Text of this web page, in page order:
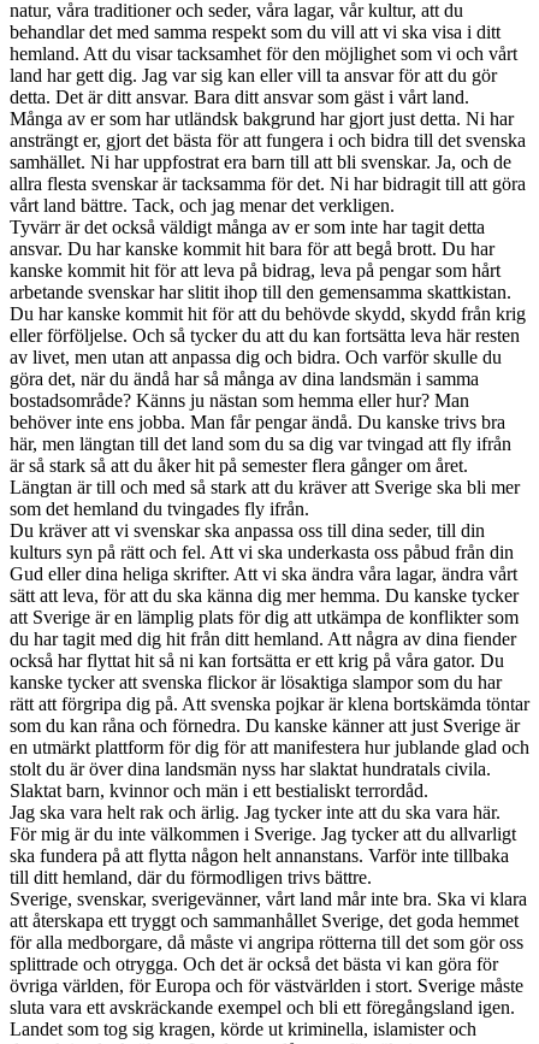
natur, våra traditioner och seder, våra lagar, vår kultur, att du
behandlar det med samma respekt som du vill att vi ska visa i ditt
hemland. Att du visar tacksamhet för den möjlighet som vi och vårt
land har gett dig. Jag var sig kan eller vill ta ansvar för att du gör
detta. Det är ditt ansvar. Bara ditt ansvar som gäst i vårt land.
Många av er som har utländsk bakgrund har gjort just detta. Ni har
ansträngt er, gjort det bästa för att fungera i och bidra till det svenska
samhället. Ni har uppfostrat era barn till att bli svenskar. Ja, och de
allra flesta svenskar är tacksamma för det. Ni har bidragit till att göra
vårt land bättre. Tack, och jag menar det verkligen.
Tyvärr är det också väldigt många av er som inte har tagit detta
ansvar. Du har kanske kommit hit bara för att begå brott. Du har
kanske kommit hit för att leva på bidrag, leva på pengar som hårt
arbetande svenskar har slitit ihop till den gemensamma skattkistan.
Du har kanske kommit hit för att du behövde skydd, skydd från krig
eller förföljelse. Och så tycker du att du kan fortsätta leva här resten
av livet, men utan att anpassa dig och bidra. Och varför skulle du
göra det, när du ändå har så många av dina landsmän i samma
bostadsområde? Känns ju nästan som hemma eller hur? Man
behöver inte ens jobba. Man får pengar ändå. Du kanske trivs bra
här, men längtan till det land som du sa dig var tvingad att fly ifrån
är så stark så att du åker hit på semester flera gånger om året.
Längtan är till och med så stark att du kräver att Sverige ska bli mer
som det hemland du tvingades fly ifrån.
Du kräver att vi svenskar ska anpassa oss till dina seder, till din
kulturs syn på rätt och fel. Att vi ska underkasta oss påbud från din
Gud eller dina heliga skrifter. Att vi ska ändra våra lagar, ändra vårt
sätt att leva, för att du ska känna dig mer hemma. Du kanske tycker
att Sverige är en lämplig plats för dig att utkämpa de konflikter som
du har tagit med dig hit från ditt hemland. Att några av dina fiender
också har flyttat hit så ni kan fortsätta er ett krig på våra gator. Du
kanske tycker att svenska flickor är lösaktiga slampor som du har
rätt att förgripa dig på. Att svenska pojkar är klena bortskämda töntar
som du kan råna och förnedra. Du kanske känner att just Sverige är
en utmärkt plattform för dig för att manifestera hur jublande glad och
stolt du är över dina landsmän nyss har slaktat hundratals civila.
Slaktat barn, kvinnor och män i ett bestialiskt terrordåd.
Jag ska vara helt rak och ärlig. Jag tycker inte att du ska vara här.
För mig är du inte välkommen i Sverige. Jag tycker att du allvarligt
ska fundera på att flytta någon helt annanstans. Varför inte tillbaka
till ditt hemland, där du förmodligen trivs bättre.
Sverige, svenskar, sverigevänner, vårt land mår inte bra. Ska vi klara
att återskapa ett tryggt och sammanhållet Sverige, det goda hemmet
för alla medborgare, då måste vi angripa rötterna till det som gör oss
splittrade och otrygga. Och det är också det bästa vi kan göra för
övriga världen, för Europa och för västvärlden i stort. Sverige måste
sluta vara ett avskräckande exempel och bli ett föregångsland igen.
Landet som tog sig kragen, körde ut kriminella, islamister och